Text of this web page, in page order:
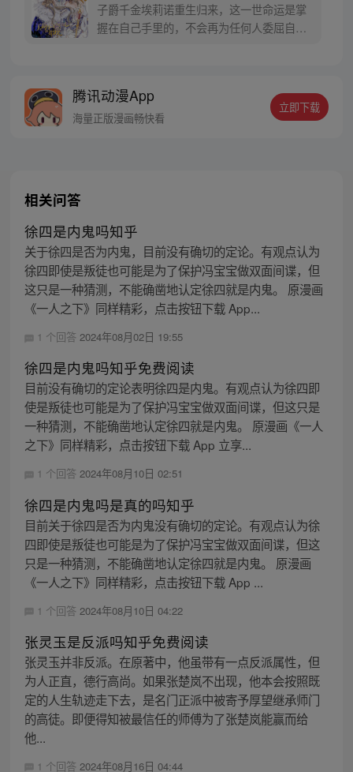
子爵千金埃莉诺重生归来，这一世命运是掌
握在自己手里的，不会再为任何人委屈自
腾讯动漫App
海量正版漫画畅快看
立即下载
相关问答
徐四是内鬼吗知乎
关于徐四是否为内鬼，目前没有确切的定论。有观点认为
徐四即使是叛徒也可能是为了保护冯宝宝做双面间谍，但
这只是一种猜测，不能确凿地认定徐四就是内鬼。 原漫画
《一人之下》同样精彩，点击按钮下载 App...
1 个回答 2024年08月02日 19:55
徐四是内鬼吗知乎免费阅读
目前没有确切的定论表明徐四是内鬼。有观点认为徐四即
使是叛徒也可能是为了保护冯宝宝做双面间谍，但这只是
一种猜测，不能确凿地认定徐四就是内鬼。 原漫画《一人
之下》同样精彩，点击按钮下载 App 立享...
1 个回答 2024年08月10日 02:51
徐四是内鬼吗是真的吗知乎
目前关于徐四是否为内鬼没有确切的定论。有观点认为徐
四即使是叛徒也可能是为了保护冯宝宝做双面间谍，但这
只是一种猜测，不能确凿地认定徐四就是内鬼。 原漫画
《一人之下》同样精彩，点击按钮下载 App ...
1 个回答 2024年08月10日 04:22
张灵玉是反派吗知乎免费阅读
张灵玉并非反派。在原著中，他虽带有一点反派属性，但
为人正直，德行高尚。如果张楚岚不出现，他本会按照既
定的人生轨迹走下去，是名门正派中被寄予厚望继承师门
的高徒。即便得知被最信任的师傅为了张楚岚能赢而给
他...
1 个回答 2024年08月16日 04:44